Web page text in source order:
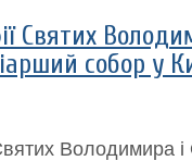
Святих
собор у
Володимира і